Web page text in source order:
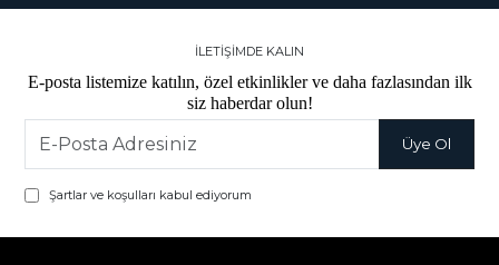
İLETİŞİMDE KALIN
E-posta listemize katılın, özel etkinlikler ve daha fazlasından ilk
siz haberdar olun!
Şartlar ve koşulları kabul ediyorum